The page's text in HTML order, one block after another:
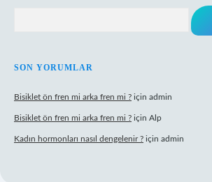
SON YORUMLAR
Bisiklet ön fren mi arka fren mi ? için admin
Bisiklet ön fren mi arka fren mi ? için Alp
Kadın hormonları nasıl dengelenir ? için admin